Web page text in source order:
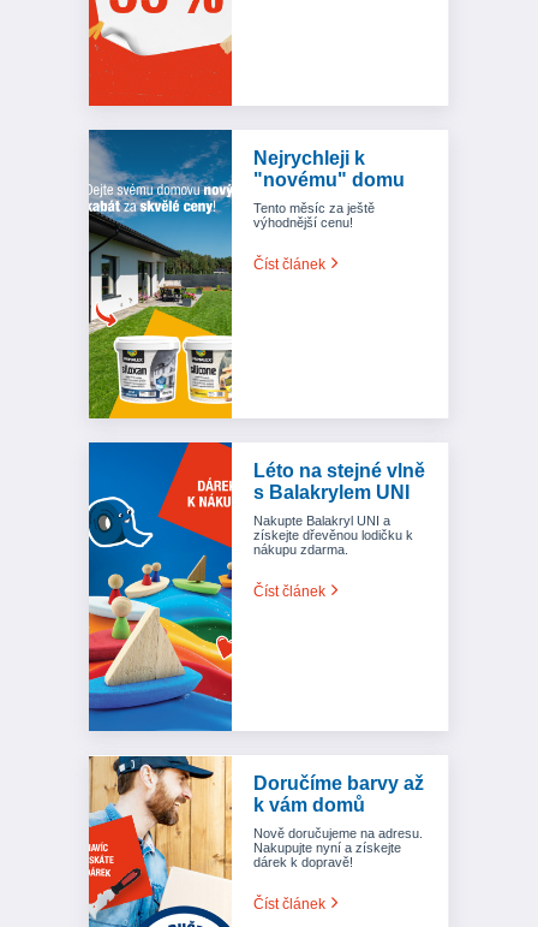
Nejrychleji k
"novému" domu
Tento měsíc za ještě
výhodnější cenu!
Číst článek
Léto na stejné vlně
s Balakrylem UNI
Nakupte Balakryl UNI a
získejte dřevěnou lodičku k
nákupu zdarma.
Číst článek
Doručíme barvy až
k vám domů
Nově doručujeme na adresu.
Nakupujte nyní a získejte
dárek k dopravě!
Číst článek